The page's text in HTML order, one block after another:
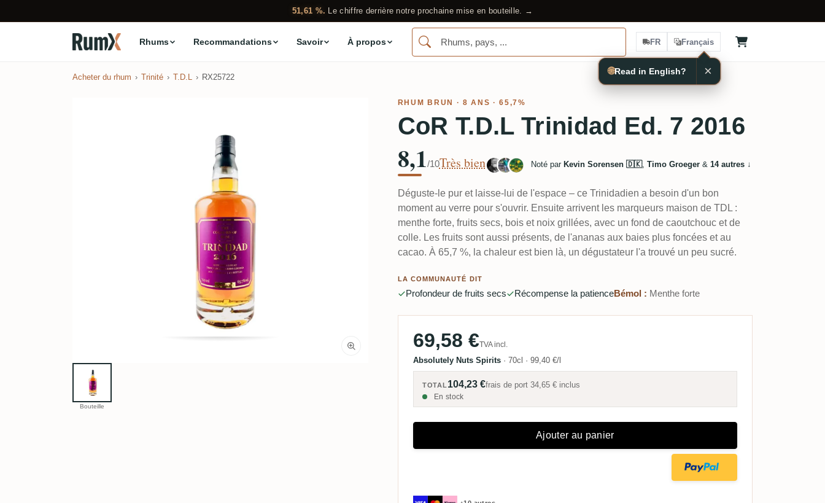
51,61 %. Le chiffre derrière notre prochaine mise en bouteille. →
Rhums Recommandations Savoir À propos FR Français
Acheter du rhum Trinité T.D.L RX25722
Bouteille
RHUM BRUN · 8 ANS · 65,7%
CoR T.D.L Trinidad Ed. 7 2016
8,1/10Très bien Noté par Kevin Sorensen 🇩🇰, Timo Groeger& 14 autres↓
Déguste-le pur et laisse-lui de l'espace – ce Trinidadien a besoin d'un bon
moment au verre pour s'ouvrir. Ensuite arrivent les marqueurs maison de TDL :
menthe forte, fruits secs, bois et noix grillées, avec un fond de caoutchouc et de
colle. Les fruits sont aussi présents, de l'ananas aux baies plus foncées et au
cacao. À 65,7 %, la chaleur est bien là, un dégustateur l'a trouvé un peu sucré.
LA COMMUNAUTÉ DIT
Profondeur de fruits secs Récompense la patienceBémol : Menthe forte
69,58 €TVA incl.
Absolutely Nuts Spirits · 70cl · 99,40 €/l
TOTAL104,23 €frais de port34,65 € inclus
En stock
Ajouter au panier
🌐Read in English? ×